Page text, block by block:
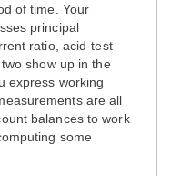
of time. Your
principal
ratio, acid-test
show up in the
express working
are all
balances to work
some